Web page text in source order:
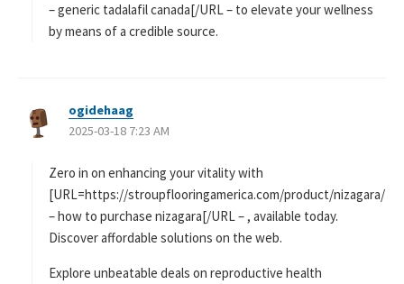
– generic tadalafil canada[/URL – to elevate your wellness
by means of a credible source.
ogidehaag
り
2025-03-18 7:23 AM
Zero in on enhancing your vitality with
[URL=https://stroupflooringamerica.com/product/nizagara/
– how to purchase nizagara[/URL – , available today.
Discover affordable solutions on the web.
Explore unbeatable deals on reproductive health